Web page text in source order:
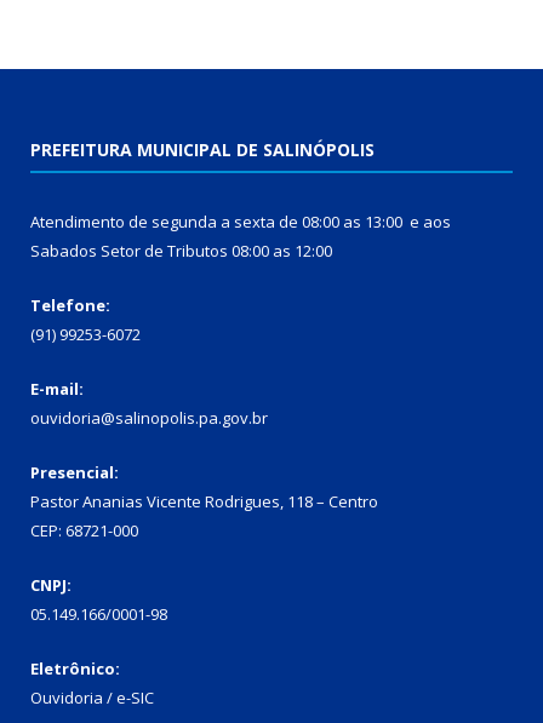
PREFEITURA MUNICIPAL DE SALINÓPOLIS
Atendimento de segunda a sexta de 08:00 as 13:00 e aos
Sabados Setor de Tributos 08:00 as 12:00
Telefone:
(91) 99253-6072
E-mail:
ouvidoria@salinopolis.pa.gov.br
Presencial:
Pastor Ananias Vicente Rodrigues, 118 – Centro
CEP: 68721-000
CNPJ:
05.149.166/0001-98
Eletrônico:
Ouvidoria / e-SIC